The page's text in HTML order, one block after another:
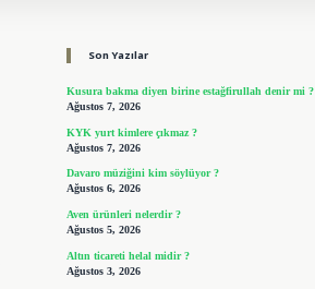
Son Yazılar
Kusura bakma diyen birine estağfirullah denir mi ?
Ağustos 7, 2026
KYK yurt kimlere çıkmaz ?
Ağustos 7, 2026
Davaro müziğini kim söylüyor ?
Ağustos 6, 2026
Aven ürünleri nelerdir ?
Ağustos 5, 2026
Altın ticareti helal midir ?
Ağustos 3, 2026